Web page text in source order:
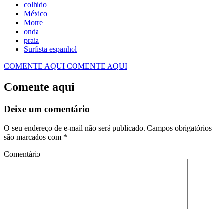
colhido
México
Morre
onda
praia
Surfista espanhol
COMENTE AQUI COMENTE AQUI
Comente aqui
Deixe um comentário
O seu endereço de e-mail não será publicado. Campos obrigatórios
são marcados com *
Comentário